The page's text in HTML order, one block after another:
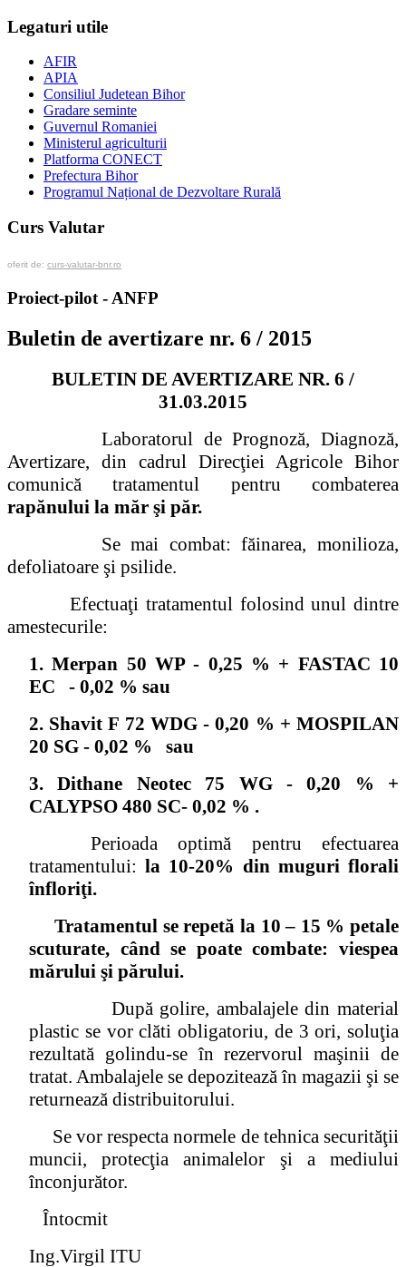
Legaturi utile
AFIR
APIA
Consiliul Judetean Bihor
Gradare seminte
Guvernul Romaniei
Ministerul agriculturii
Platforma CONECT
Prefectura Bihor
Programul Național de Dezvoltare Rurală
Curs Valutar
oferit de: curs-valutar-bnr.ro
Proiect-pilot - ANFP
Buletin de avertizare nr. 6 / 2015
BULETIN DE AVERTIZARE NR. 6 /
31.03.2015
Laboratorul de Prognoză, Diagnoză,
Avertizare, din cadrul Direcţiei Agricole Bihor
comunică tratamentul pentru combaterea
rapănului la măr şi păr.
Se mai combat: făinarea, monilioza,
defoliatoare şi psilide.
Efectuaţi tratamentul folosind unul dintre
amestecurile:
1. Merpan 50 WP - 0,25 % + FASTAC 10
EC - 0,02 % sau
2. Shavit F 72 WDG - 0,20 % + MOSPILAN
20 SG - 0,02 % sau
3. Dithane Neotec 75 WG - 0,20 % +
CALYPSO 480 SC- 0,02 % .
Perioada optimă pentru efectuarea
tratamentului:la 10-20% din muguri florali
înfloriţi.
Tratamentul se repetă la 10 – 15 % petale
scuturate, când se poate combate: viespea
mărului şi părului.
După golire, ambalajele din material
plastic se vor clăti obligatoriu, de 3 ori, soluţia
rezultată golindu-se în rezervorul maşinii de
tratat. Ambalajele se depozitează în magazii şi se
returnează distribuitorului.
Se vor respecta normele de tehnica securităţii
muncii, protecţia animalelor şi a mediului
înconjurător.
Întocmit
Ing.Virgil ITU